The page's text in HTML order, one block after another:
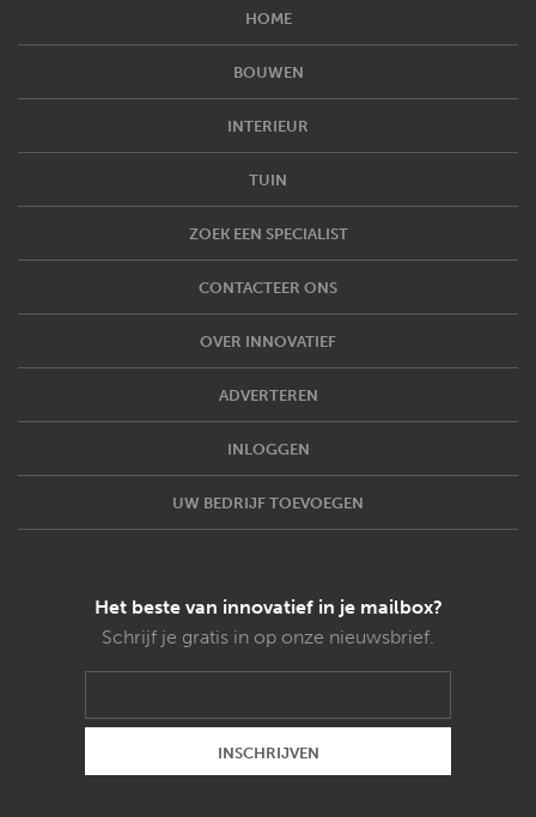
HOME
BOUWEN
INTERIEUR
TUIN
ZOEK EEN SPECIALIST
CONTACTEER ONS
OVER INNOVATIEF
ADVERTEREN
INLOGGEN
UW BEDRIJF TOEVOEGEN
Het beste van innovatief in je mailbox?
Schrijf je gratis in op onze nieuwsbrief.